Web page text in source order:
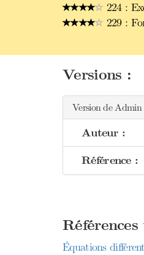
224 :
229 :
Versions :
Version de Admin
Auteur :
Référence :
Équations